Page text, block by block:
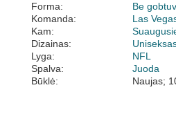
Forma:
Be
Komanda:
Las
Kam:
Dizainas:
Lyga:
NFL
Spalva:
Juoda
Būklė:
Naujas;